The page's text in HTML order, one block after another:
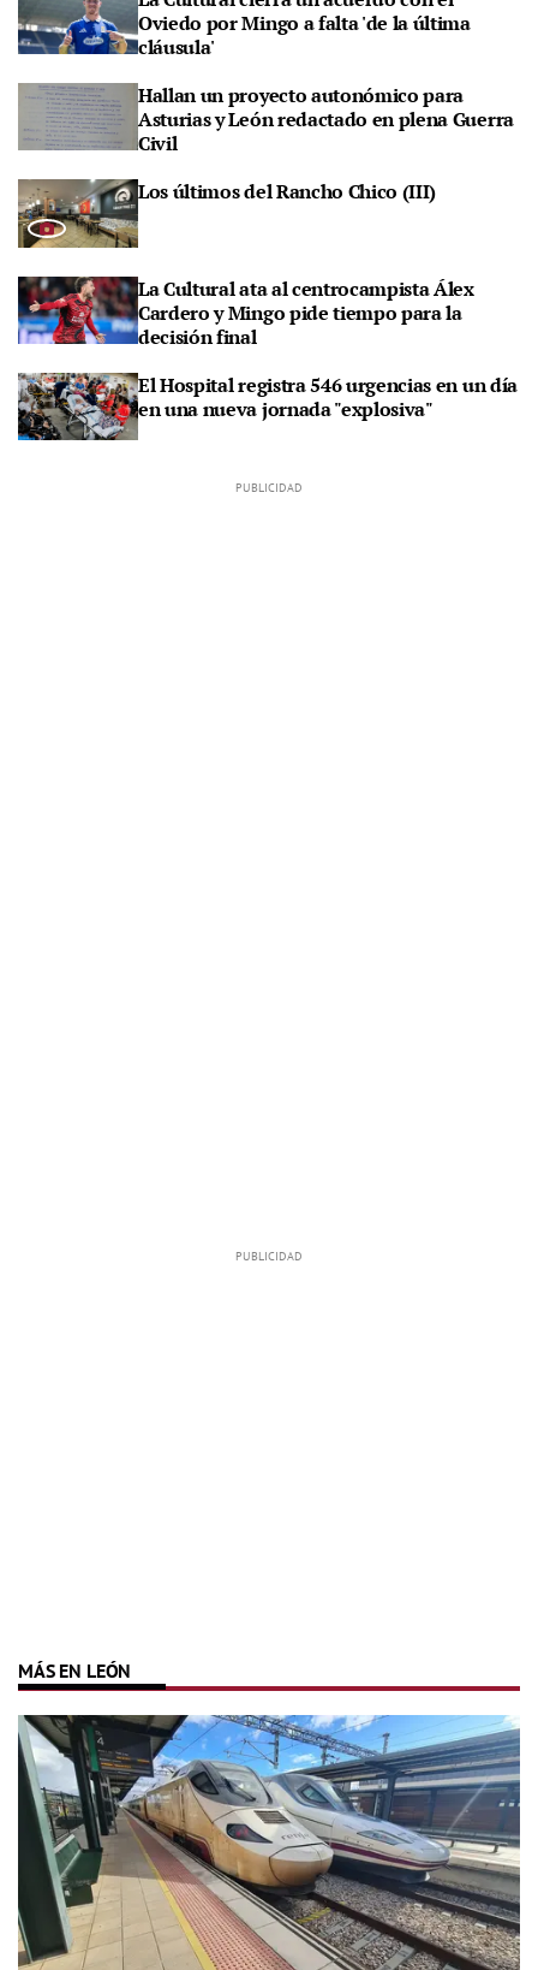
Oviedo por Mingo a falta 'de la última
cláusula'
Hallan un proyecto autonómico para
Asturias y León redactado en plena Guerra
Civil
Los últimos del Rancho Chico (III)
La Cultural ata al centrocampista Álex
Cardero y Mingo pide tiempo para la
decisión final
El Hospital registra 546 urgencias en un día
en una nueva jornada "explosiva"
MÁS EN LEÓN